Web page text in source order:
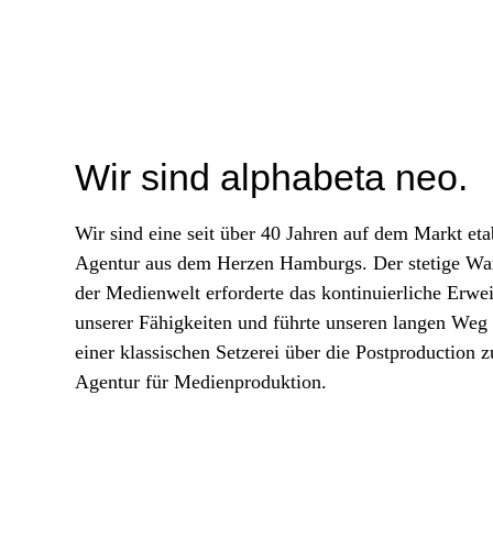
Wir sind alphabeta neo.
Wir sind eine seit über 40 Jahren auf dem Markt
Agentur aus dem Herzen Hamburgs. Der stetige
der Medienwelt erforderte das kontinuierliche
unserer Fähigkeiten und führte unseren langen
einer klassischen Setzerei über die Postproduction
Agentur für Medienproduktion.